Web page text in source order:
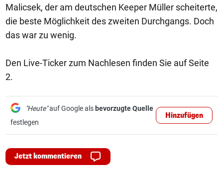
Malicsek, der am deutschen Keeper Müller scheiterte,
die beste Möglichkeit des zweiten Durchgangs. Doch
das war zu wenig.
Den Live-Ticker zum Nachlesen finden Sie auf Seite
2.
"Heute"auf Google als bevorzugte Quelle
festlegen
Hinzufügen
Jetzt kommentieren